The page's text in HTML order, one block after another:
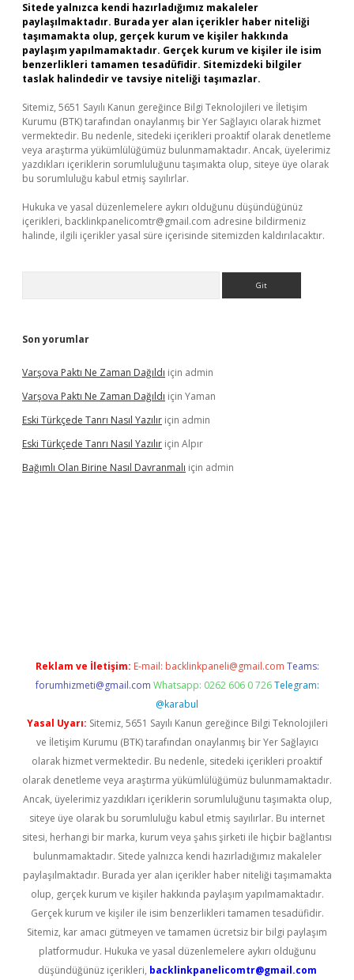
Sitede yalnızca kendi hazırladığımız makaleler
paylaşılmaktadır. Burada yer alan içerikler haber niteliği
taşımamakta olup, gerçek kurum ve kişiler hakkında
paylaşım yapılmamaktadır. Gerçek kurum ve kişiler ile isim
benzerlikleri tamamen tesadüfidir. Sitemizdeki bilgiler
taslak halindedir ve tavsiye niteliği taşımazlar.
Sitemiz, 5651 Sayılı Kanun gereğince Bilgi Teknolojileri ve İletişim
Kurumu (BTK) tarafından onaylanmış bir Yer Sağlayıcı olarak hizmet
vermektedir. Bu nedenle, sitedeki içerikleri proaktif olarak denetleme
veya araştırma yükümlülüğümüz bulunmamaktadır. Ancak, üyelerimiz
yazdıkları içeriklerin sorumluluğunu taşımakta olup, siteye üye olarak
bu sorumluluğu kabul etmiş sayılırlar.
Hukuka ve yasal düzenlemelere aykırı olduğunu düşündüğünüz
içerikleri, backlinkpanelicomtr@gmail.com adresine bildirmeniz
halinde, ilgili içerikler yasal süre içerisinde sitemizden kaldırılacaktır.
Son yorumlar
Varşova Paktı Ne Zaman Dağıldı için admin
Varşova Paktı Ne Zaman Dağıldı için Yaman
Eski Türkçede Tanrı Nasıl Yazılır için admin
Eski Türkçede Tanrı Nasıl Yazılır için Alpır
Bağımlı Olan Birine Nasıl Davranmalı için admin
Reklam ve İletişim: E-mail: backlinkpaneli@gmail.com Teams:
forumhizmeti@gmail.com Whatsapp: 0262 606 0 726 Telegram:
@karabul
Yasal Uyarı: Sitemiz, 5651 Sayılı Kanun gereğince Bilgi Teknolojileri
ve İletişim Kurumu (BTK) tarafından onaylanmış bir Yer Sağlayıcı
olarak hizmet vermektedir. Bu nedenle, sitedeki içerikleri proaktif
olarak denetleme veya araştırma yükümlülüğümüz bulunmamaktadır.
Ancak, üyelerimiz yazdıkları içeriklerin sorumluluğunu taşımakta olup,
siteye üye olarak bu sorumluluğu kabul etmiş sayılırlar. Bu internet
sitesi, herhangi bir marka, kurum veya şahıs şirketi ile hiçbir bağlantısı
bulunmamaktadır. Sitede yalnızca kendi hazırladığımız makaleler
paylaşılmaktadır. Burada yer alan içerikler haber niteliği taşımamakta
olup, gerçek kurum ve kişiler hakkında paylaşım yapılmamaktadır.
Gerçek kurum ve kişiler ile isim benzerlikleri tamamen tesadüfidir.
Sitemiz, kar amacı gütmeyen ve tamamen ücretsiz bir bilgi paylaşım
platformudur. Hukuka ve yasal düzenlemelere aykırı olduğunu
düşündüğünüz içerikleri, backlinkpanelicomtr@gmail.com